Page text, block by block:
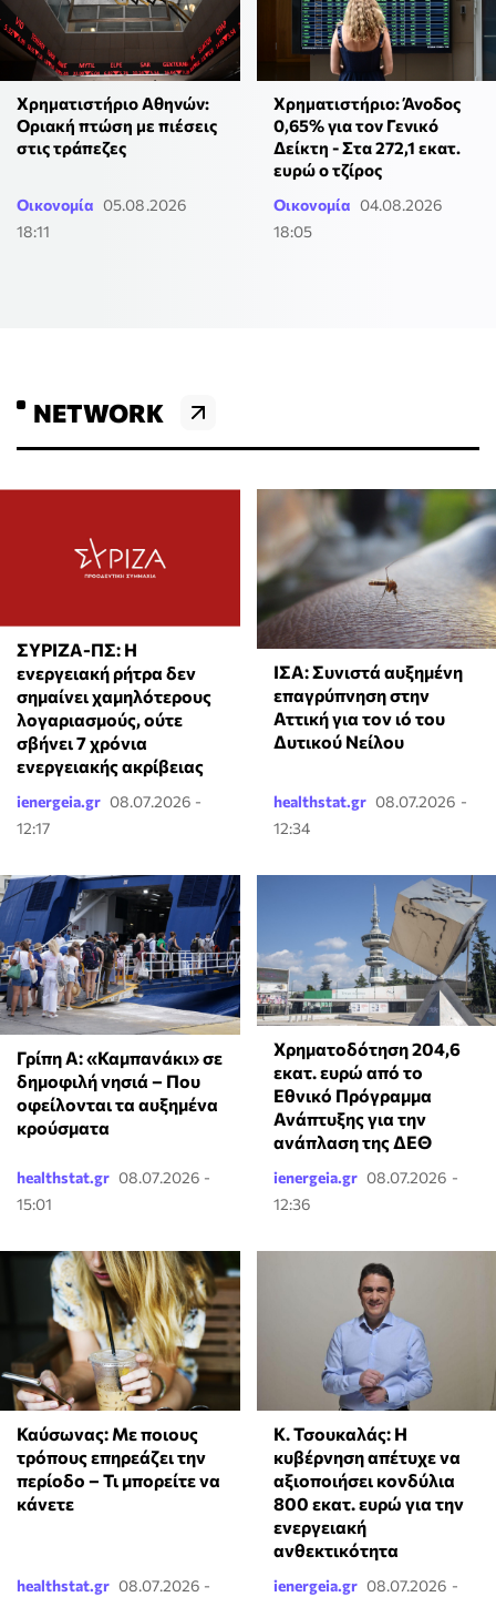
Χρηματιστήριο Αθηνών:
Οριακή πτώση με πιέσεις
στις τράπεζες
Οικονομία 05.08.2026
18:11
Χρηματιστήριο: Άνοδος
0,65% για τον Γενικό
Δείκτη - Στα 272,1 εκατ.
ευρώ ο τζίρος
Οικονομία 04.08.2026
18:05
NETWORK
ΣΥΡΙΖΑ-ΠΣ: Η
ενεργειακή ρήτρα δεν
σημαίνει χαμηλότερους
λογαριασμούς, ούτε
σβήνει 7 χρόνια
ενεργειακής ακρίβειας
ienergeia.gr 08.07.2026 -
12:17
ΙΣΑ: Συνιστά αυξημένη
επαγρύπνηση στην
Αττική για τον ιό του
Δυτικού Νείλου
healthstat.gr 08.07.2026 -
12:34
Γρίπη Α: «Καμπανάκι» σε
δημοφιλή νησιά – Που
οφείλονται τα αυξημένα
κρούσματα
healthstat.gr 08.07.2026 -
15:01
Χρηματοδότηση 204,6
εκατ. ευρώ από το
Εθνικό Πρόγραμμα
Ανάπτυξης για την
ανάπλαση της ΔΕΘ
ienergeia.gr 08.07.2026 -
12:36
Καύσωνας: Με ποιους
τρόπους επηρεάζει την
περίοδο – Τι μπορείτε να
κάνετε
healthstat.gr 08.07.2026 -
Κ. Τσουκαλάς: Η
κυβέρνηση απέτυχε να
αξιοποιήσει κονδύλια
800 εκατ. ευρώ για την
ενεργειακή
ανθεκτικότητα
ienergeia.gr 08.07.2026 -